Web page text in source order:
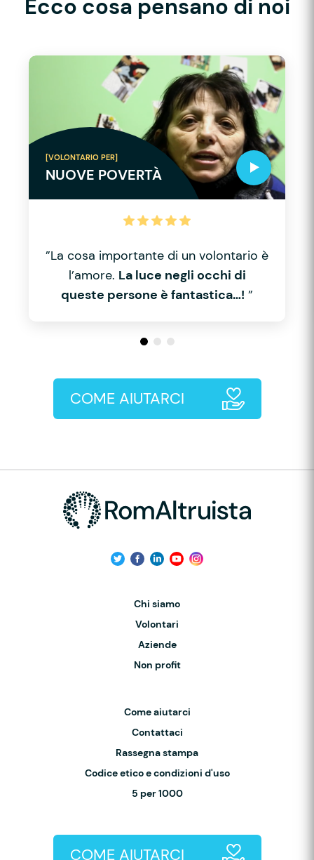
Ecco cosa pensano di noi
[VOLONTARIO PER]
NUOVE POVERTÀ
”La cosa importante di un volontario è
l’amore. La luce negli occhi di
queste persone è fantastica…! ”
COME AIUTARCI
Chi siamo
Volontari
Aziende
Non profit
Come aiutarci
Contattaci
Rassegna stampa
Codice etico e condizioni d'uso
5 per 1000
COME AIUTARCI